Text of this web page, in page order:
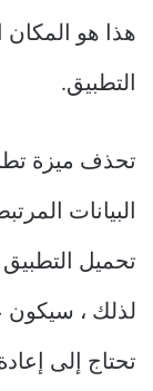
هذا هو المكان
التطبيق.
البيانات
تحميل
لذلك ، سيكون
تحتاج إلى